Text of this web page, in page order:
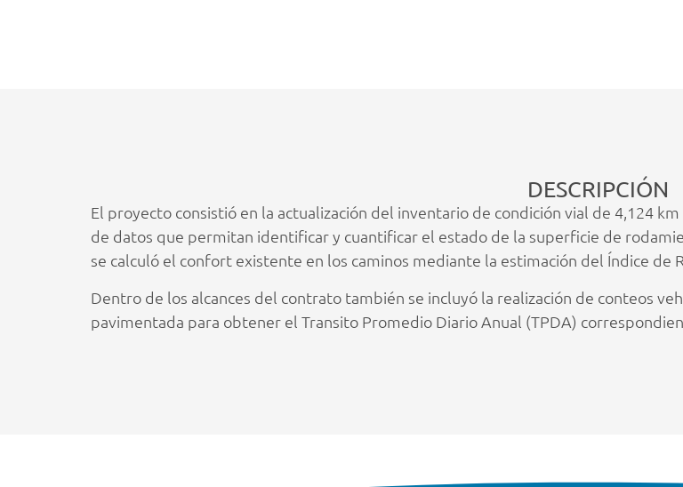
DESCRIPCIÓN
El proyecto consistió en la actualización del inventario de condición vial de 4,124
de datos que permitan identificar y cuantificar el estado de la superficie de
se calculó el confort existente en los caminos mediante la estimación del Índice de
Dentro de los alcances del contrato también se incluyó la realización de conteos
pavimentada para obtener el Transito Promedio Diario Anual (TPDA)